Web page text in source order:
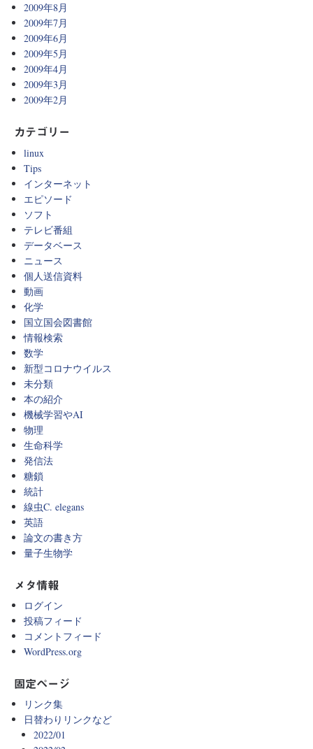
2009年8月
2009年7月
2009年6月
2009年5月
2009年4月
2009年3月
2009年2月
カテゴリー
linux
Tips
インターネット
エピソード
ソフト
テレビ番組
データベース
ニュース
個人送信資料
動画
化学
国立国会図書館
情報検索
数学
新型コロナウイルス
未分類
本の紹介
機械学習やAI
物理
生命科学
発信法
糖鎖
統計
線虫C. elegans
英語
論文の書き方
量子生物学
メタ情報
ログイン
投稿フィード
コメントフィード
WordPress.org
固定ページ
リンク集
日替わりリンクなど
2022/01